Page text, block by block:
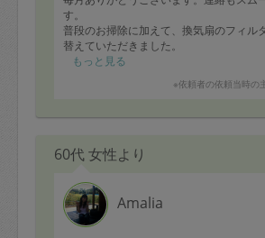
す。
普段のお掃除に加えて、換気扇のフィル
替えていただきました。
もっと見る
※依頼者の依頼当時の
60代 女性より
Amalia